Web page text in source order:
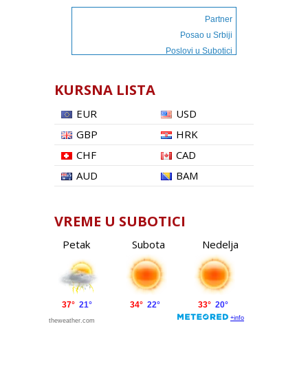
Partner
Posao u Srbiji
Poslovi u Subotici
KURSNA LISTA
EUR
USD
GBP
HRK
CHF
CAD
AUD
BAM
VREME U SUBOTICI
Petak Subota Nedelja